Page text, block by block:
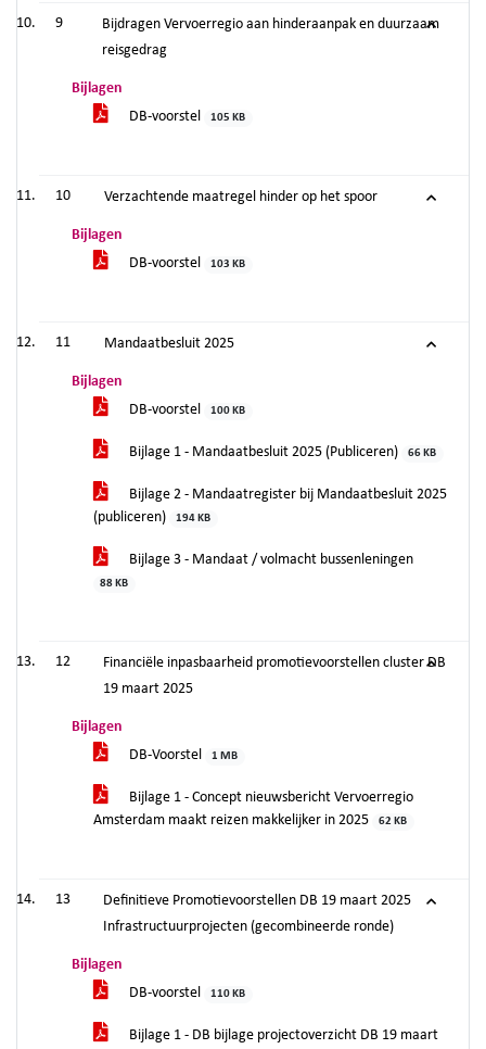
9
Bijdragen Vervoerregio aan hinderaanpak en duurzaam
reisgedrag
Bijlagen
DB-voorstel
105 KB
10 Verzachtende maatregel hinder op het spoor
Bijlagen
DB-voorstel
103 KB
11 Mandaatbesluit 2025
Bijlagen
DB-voorstel
100 KB
Bijlage 1 - Mandaatbesluit 2025 (Publiceren) 66 KB
Bijlage 2 - Mandaatregister bij Mandaatbesluit 2025
(publiceren)
194 KB
Bijlage 3 - Mandaat / volmacht bussenleningen
88 KB
12
Financiële inpasbaarheid promotievoorstellen cluster DB
19 maart 2025
Bijlagen
DB-Voorstel
1 MB
Bijlage 1 - Concept nieuwsbericht Vervoerregio
Amsterdam maakt reizen makkelijker in 2025
62 KB
13
Definitieve Promotievoorstellen DB 19 maart 2025
Infrastructuurprojecten (gecombineerde ronde)
Bijlagen
DB-voorstel
110 KB
Bijlage 1 - DB bijlage projectoverzicht DB 19 maart